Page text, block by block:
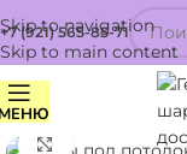
Skip to navigation
Skip to main content
+7 (921) 565-85-71
Нажмите,